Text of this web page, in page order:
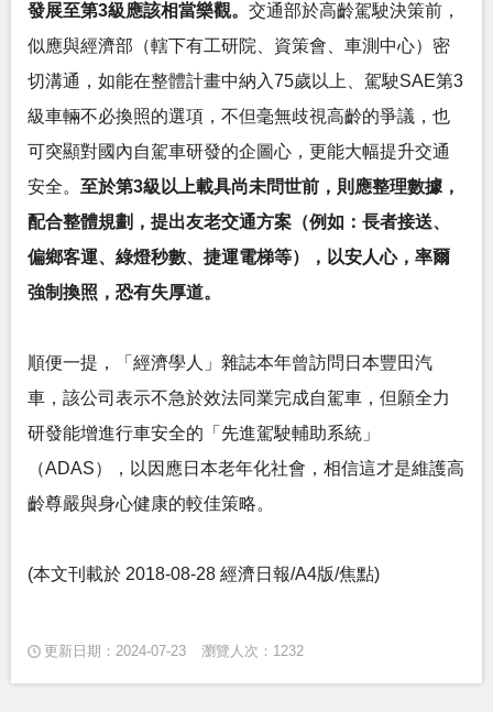
發展至第3級應該相當樂觀。 交通部於高齡駕駛決策前，
似應與經濟部（轄下有工研院、資策會、車測中心）密
切溝通，如能在整體計畫中納入75歲以上、駕駛SAE第3
級車輛不必換照的選項，不但毫無歧視高齡的爭議，也
可突顯對國內自駕車研發的企圖心，更能大幅提升交通
安全。 至於第3級以上載具尚未問世前，則應整理數據，
配合整體規劃，提出友老交通方案（例如：長者接送、
偏鄉客運、綠燈秒數、捷運電梯等），以安人心，率爾
強制換照，恐有失厚道。
順便一提，「經濟學人」雜誌本年曾訪問日本豐田汽
車，該公司表示不急於效法同業完成自駕車，但願全力
研發能增進行車安全的「先進駕駛輔助系統」
（ADAS），以因應日本老年化社會，相信這才是維護高
齡尊嚴與身心健康的較佳策略。
(本文刊載於 2018-08-28 經濟日報/A4版/焦點)
更新日期：2024-07-23 瀏覽人次：1232